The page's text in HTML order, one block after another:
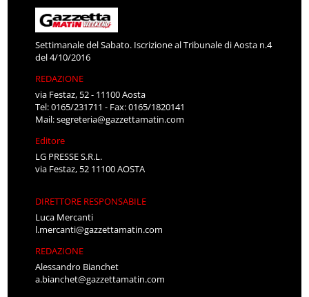
Settimanale del Sabato. Iscrizione al Tribunale di Aosta n.4
del 4/10/2016
REDAZIONE
via Festaz, 52 - 11100 Aosta
Tel: 0165/231711 - Fax: 0165/1820141
Mail:segreteria@gazzettamatin.com
Editore
LG PRESSE S.R.L.
via Festaz, 52 11100 AOSTA
DIRETTORE RESPONSABILE
Luca Mercanti
l.mercanti@gazzettamatin.com
REDAZIONE
Alessandro Bianchet
a.bianchet@gazzettamatin.com